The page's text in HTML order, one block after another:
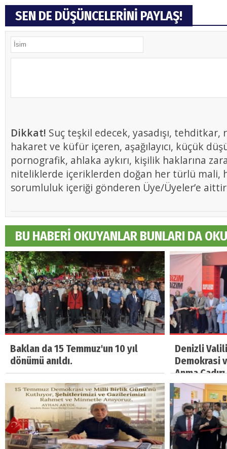
SEN DE DÜŞÜNCELERİNİ PAYLAŞ!
Dikkat! Suç teşkil edecek, yasadışı, tehditkar,
hakaret ve küfür içeren, aşağılayıcı, küçük
pornografik, ahlaka aykırı, kişilik haklarına
niteliklerde içeriklerden doğan her türlü mali,
sorumluluk içeriği gönderen Üye/Üyeler’e
BU HABERİ OKUYANLAR BUNLARI DA
Baklan da 15 Temmuz'un 10 yıl
dönümü anıldı.
Denizli
Demokrasi
Anma